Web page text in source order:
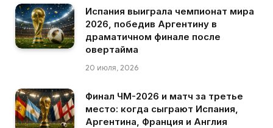
Испания выиграла чемпионат мира
2026, победив Аргентину в
драматичном финале после
овертайма
20 июля, 2026
Финал ЧМ-2026 и матч за третье
место: когда сыграют Испания,
Аргентина, Франция и Англия